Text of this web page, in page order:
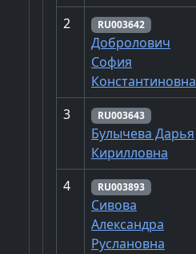
2
RU003642
Добролович
София
Константиновна
3 RU003643
Булычева Дарья
Кирилловна
4 RU003893
Сивова
Александра
Руслановна